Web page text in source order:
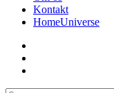
Kontakt
HomeUniverse